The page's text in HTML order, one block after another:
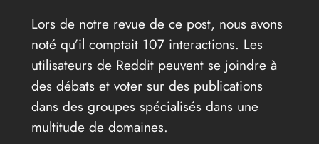
Lors de notre revue de ce post, nous avons
noté qu’il comptait 107 interactions. Les
utilisateurs de Reddit peuvent se joindre à
des débats et voter sur des publications
dans des groupes spécialisés dans une
multitude de domaines.